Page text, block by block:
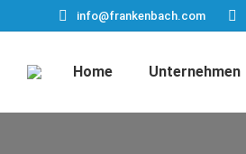
info@frankenbach.com
Home Unternehmen